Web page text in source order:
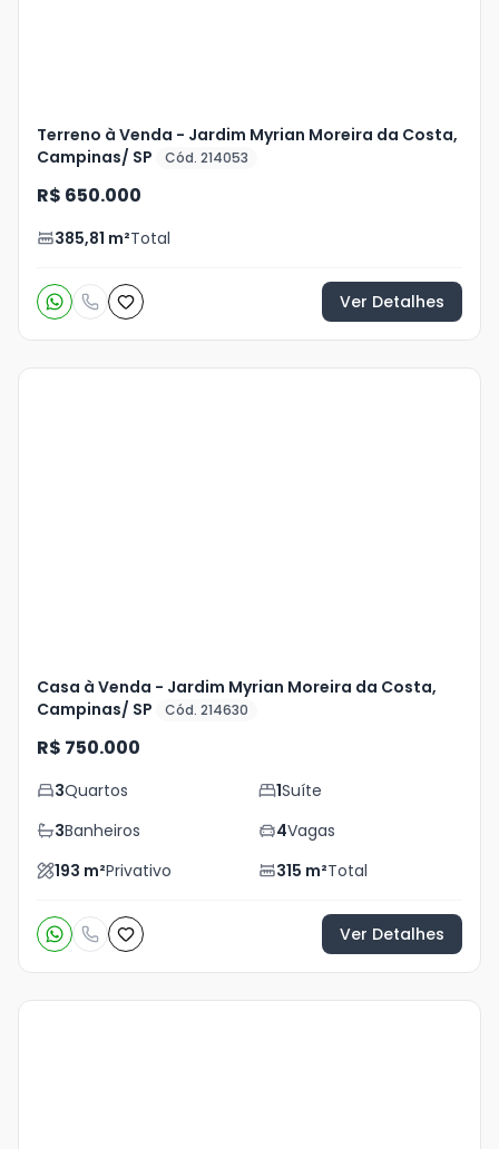
Terreno à Venda - Jardim Myrian Moreira da Costa,
Campinas/ SP
Cód. 214053
R$ 650.000
385,81 m²Total
Ver Detalhes
Casa à Venda - Jardim Myrian Moreira da Costa,
Campinas/ SP
Cód. 214630
R$ 750.000
3Quartos 1Suíte
3Banheiros 4Vagas
193 m²Privativo 315 m²Total
Ver Detalhes